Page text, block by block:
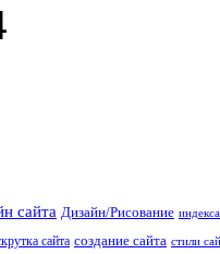
сайта Дизайн/Рисование
сайта создание сайта стили